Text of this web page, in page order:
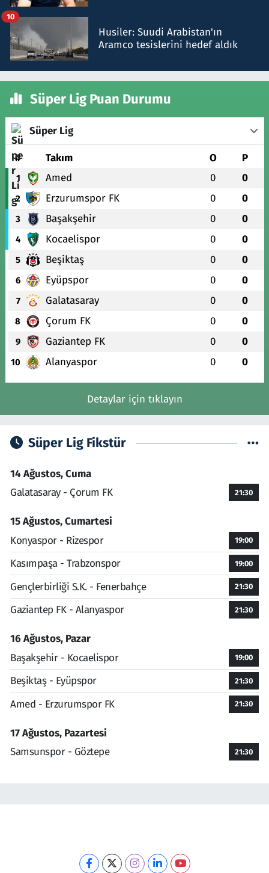
Husiler: Suudi Arabistan'ın
Aramco tesislerini hedef aldık
10
Süper Lig Puan Durumu
Süper Lig
# Takım O P
1 Amed 0 0
2 Erzurumspor FK 0 0
3 Başakşehir 0 0
4 Kocaelispor 0 0
5 Beşiktaş 0 0
6 Eyüpspor 0 0
7 Galatasaray 0 0
8 Çorum FK 0 0
9 Gaziantep FK 0 0
10 Alanyaspor 0 0
Detaylar için tıklayın
Süper Lig Fikstür
14 Ağustos, Cuma
Galatasaray - Çorum FK
21:30
15 Ağustos, Cumartesi
Konyaspor - Rizespor
19:00
Kasımpaşa - Trabzonspor 19:00
Gençlerbirliği S.K. - Fenerbahçe 21:30
Gaziantep FK - Alanyaspor 21:30
16 Ağustos, Pazar
Başakşehir - Kocaelispor
19:00
Beşiktaş - Eyüpspor 21:30
Amed - Erzurumspor FK 21:30
17 Ağustos, Pazartesi
Samsunspor - Göztepe
21:30